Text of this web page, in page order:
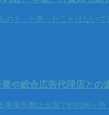
の？」と思ったことはない
や総合広告代理店との
業所数は全国で約9200ヶ